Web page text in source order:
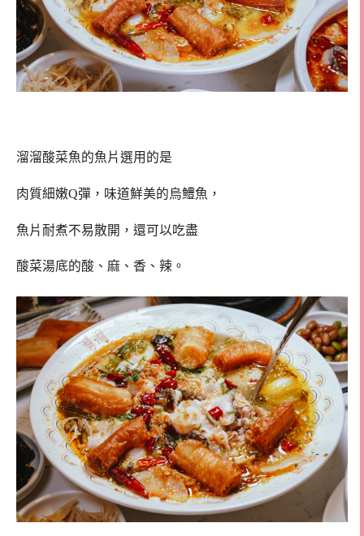
溜溜酸菜魚的魚片選用的是
肉質細嫩Q彈，味道鮮美的烏鱧魚，
魚片耐煮不易散開，還可以吃盡
酸菜湯底的酸、麻、香、辣。